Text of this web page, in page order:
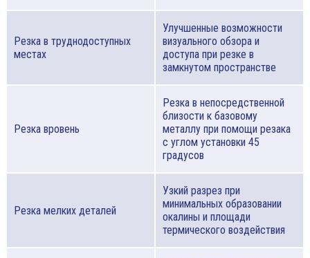
Резка в труднодоступных
местах
Улучшенные возможности
визуального обзора и
доступа при резке в
замкнутом пространстве
Резка вровень
Резка в непосредственной
близости к базовому
металлу при помощи резака
с углом установки 45
градусов
Резка мелких деталей
Узкий разрез при
минимальных образовании
окалины и площади
термического воздействия